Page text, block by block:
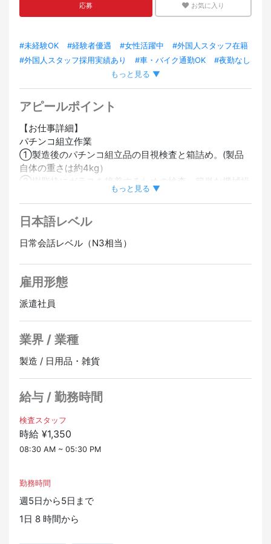
応募 お気に入り
#未経験OK #経験者優遇 #女性活躍中
#外国人スタッフ在籍
#外国人スタッフ採用実績あり
#車・バイク通勤OK
#夜勤なし
#髪型/髪色自由 #髭(ひげ)OK
もっと見る ▼
アピールポイント
【お仕事詳細】
パチンコ組立作業
①製造後のパチンコ組立品の目視検査と箱詰め。(製品
自体の重さは約4kg）
②樹脂枠にガラスを接着するための検査・簡単な機械操
作（作業開始の合図はボタンを押す）
※難しい仕事は一切なし、知識や経験は不要です！
【給与】
1,350円/時
※残業した場合時給25％アップ
【福利厚生】
・厚生年金
【就業時間】
8:30～17:30 実働8時間／休憩1時間
月～金 （週5日）
*土日休み
※未経験OK！
【交通手段】
もっと見る ▼
日本語レベル
日常会話レベル（N3相当）
雇用形態
派遣社員
業界 / 業種
製造 / 日用品・雑貨
給与 / 勤務時間
検査スタッフ
時給 ¥1,350
08:30 AM ~ 05:30 PM
勤務時間
週5日から5日まで
1日 8 時間から